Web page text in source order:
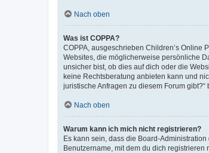
Nach oben
Was ist COPPA?
COPPA, ausgeschrieben Children’s Online
Websites, die möglicherweise persönliche
unsicher bist, ob dies auf dich oder die
keine Rechtsberatung anbieten kann und
juristische Anfragen zu diesem Forum gibt?“
Nach oben
Warum kann ich mich nicht registrieren?
Es kann sein, dass die Board-
Benutzername, mit dem du dich registrieren